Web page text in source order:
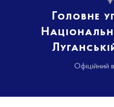
Головне
Офіційний